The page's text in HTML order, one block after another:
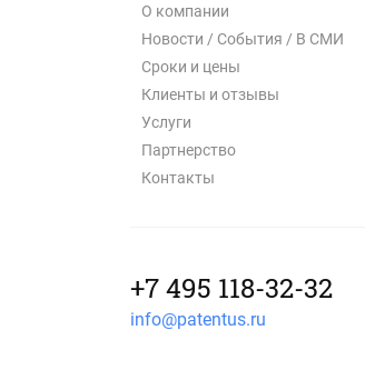
О компании
Новости / События / В СМИ
Сроки и цены
Клиенты и отзывы
Услуги
Партнерство
Контакты
+7 495 118-32-32
info@patentus.ru